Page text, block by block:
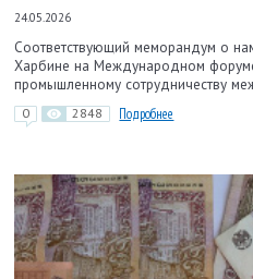
24.05.2026
Соответствующий меморандум о
Харбине на Международном
промышленному сотрудничеству
0 2848 Подробнее